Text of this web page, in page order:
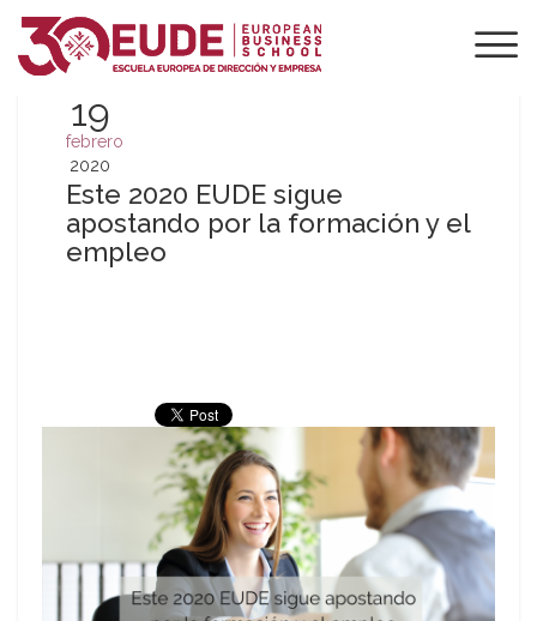
19
febrero
2020
Este 2020 EUDE sigue
apostando por la formación y el
empleo